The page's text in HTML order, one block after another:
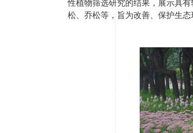
性植物筛选研究的结果，展示具
松、乔松等，旨为改善、保护生